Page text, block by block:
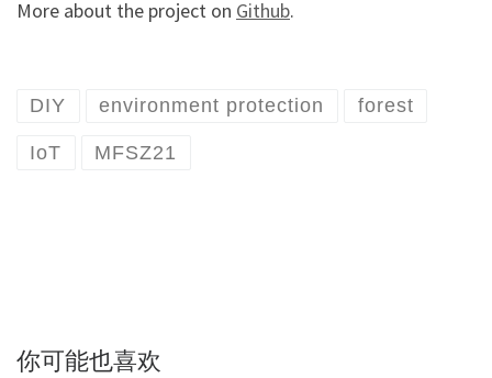
More about the project on Github.
DIY environment protection forest
IoT MFSZ21
你可能也喜欢